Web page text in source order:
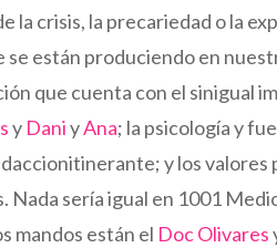
la crisis, la precariedad o la
se están produciendo en
que cuenta con el sinigual
y DaniyAna; la psicología y
y los valores
Nada sería igual en 1001
mandos están el Doc Olivares